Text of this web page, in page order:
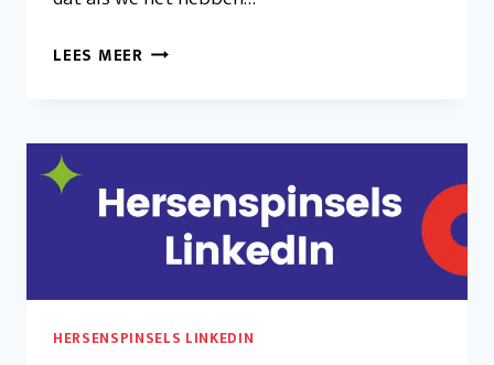
LEES MEER ELKE
HERSENSPINSELS LINKEDIN